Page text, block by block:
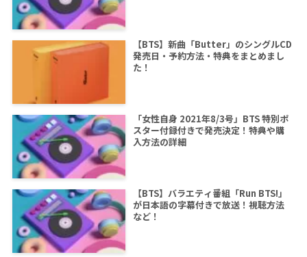
【BTS】新曲「Butter」のシングルCD
発売日・予約方法・特典をまとめまし
た！
「女性自身 2021年8/3号」BTS 特別ポ
スター付録付きで発売決定！特典や購
入方法の詳細
【BTS】バラエティ番組「Run BTS!」
が日本語の字幕付きで放送！視聴方法
など！